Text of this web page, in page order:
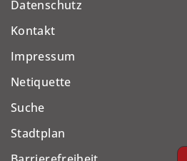
Datenschutz
Kontakt
Impressum
Netiquette
Suche
Stadtplan